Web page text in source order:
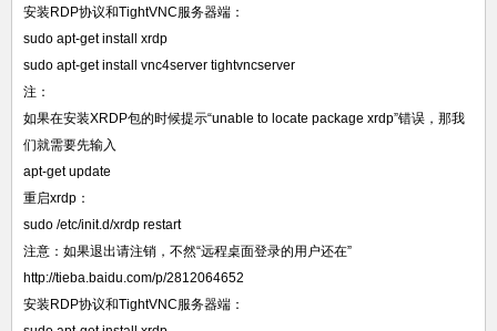
安装RDP协议和TightVNC服务器端：
sudo apt-get install xrdp
sudo apt-get install vnc4server tightvncserver
注：
如果在安装XRDP包的时候提示“unable to locate package xrdp”错误，那我
们就需要先输入
apt-get update
重启xrdp：
sudo /etc/init.d/xrdp restart
注意：如果退出请注销，不然“远程桌面登录的用户还在”
http://tieba.baidu.com/p/2812064652
安装RDP协议和TightVNC服务器端：